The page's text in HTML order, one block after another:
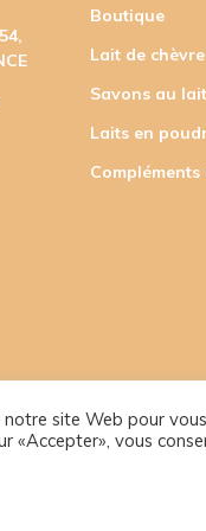
Boutique
Lait de
Savons au
Laits en
notre site Web pour
«Accepter», vous